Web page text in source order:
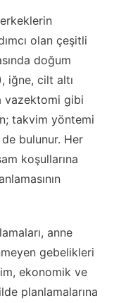
olan çeşitli
doğum
iğne, cilt altı
vazektomi gibi
takvim yöntemi
bulunur. Her
koşullarına
anne
gebelikleri
ekonomik ve
planlamalarına